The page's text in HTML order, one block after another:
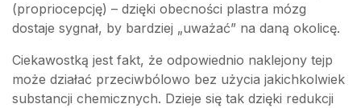
(propriocepcję) – dzięki obecności plastra mózg
dostaje sygnał, by bardziej „uważać” na daną okolicę.
Ciekawostką jest fakt, że odpowiednio naklejony tejp
może działać przeciwbólowo bez użycia jakichkolwiek
substancji chemicznych. Dzieje się tak dzięki redukcji